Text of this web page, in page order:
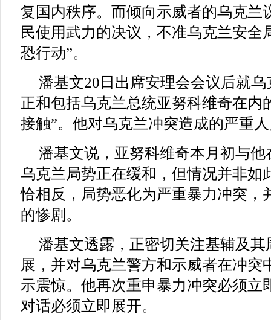
复国内秩序。而倾向示威者的乌克兰
民使用武力的决议，不准乌克兰安全
恐行动”。
潘基文20日出席安理会会议后就
正和包括乌克兰总统亚努科维奇在内
接触”。他对乌克兰冲突造成的严重
潘基文说，亚努科维奇本月初与
乌克兰局势正在缓和，但情况并非如
恰相反，局势恶化为严重暴力冲突，
的惨剧。
潘基文透露，正密切关注基辅及
展，并对乌克兰警方和示威者在冲突
示震惊。他再次重申暴力冲突必须立
对话必须立即展开。